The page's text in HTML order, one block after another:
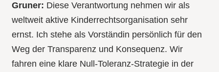
Gruner: Diese Verantwortung nehmen wir als
weltweit aktive Kinderrechtsorganisation sehr
ernst. Ich stehe als Vorständin persönlich für den
Weg der Transparenz und Konsequenz. Wir
fahren eine klare Null-Toleranz-Strategie in der